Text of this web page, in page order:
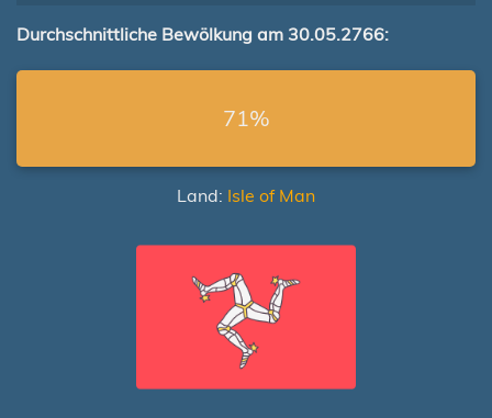
Durchschnittliche Bewölkung am 30.05.2766:
71%
Land: Isle of Man